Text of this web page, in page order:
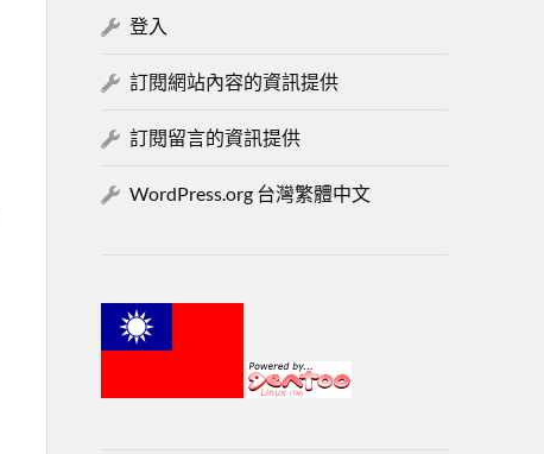
登入
訂閱網站內容的資訊提供
訂閱留言的資訊提供
WordPress.org 台灣繁體中文